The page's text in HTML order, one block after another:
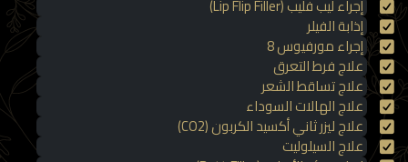
إجراء ليب فليب (Lip Flip Filler)
إذابة الفيلر
إجراء مورفيوس 8
علاج فرط التعرق
علاج تساقط الشعر
علاج الهالات السوداء
علاج ليزر ثاني أكسيد الكربون (CO2)
علاج السيلوليت